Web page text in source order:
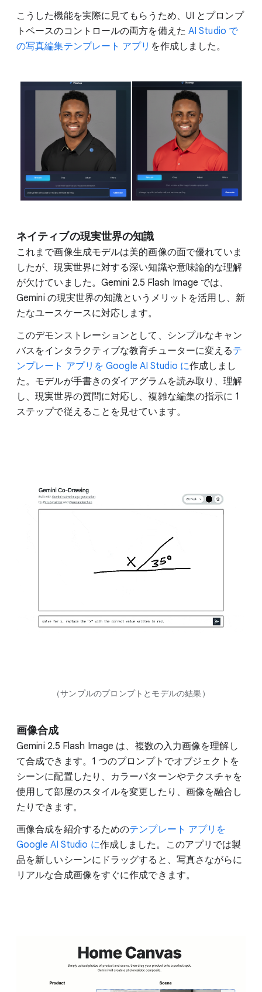
こうした機能を実際に見てもらうため、UI とプロンプ
トベースのコントロールの両方を備えた AI Studio で
の写真編集テンプレート アプリ を作成しました。
ネイティブの現実世界の知識
これまで画像生成モデルは美的画像の面で優れていま
したが、現実世界に対する深い知識や意味論的な理解
が欠けていました。Gemini 2.5 Flash Image では、
Gemini の現実世界の知識というメリットを活用し、新
たなユースケースに対応します。
このデモンストレーションとして、シンプルなキャン
バスをインタラクティブな教育チューターに変えるテ
ンプレート アプリを Google AI Studio に作成しまし
た。モデルが手書きのダイアグラムを読み取り、理解
し、現実世界の質問に対応し、複雑な編集の指示に 1
ステップで従えることを見せています。
（サンプルのプロンプトとモデルの結果）
画像合成
Gemini 2.5 Flash Image は、複数の入力画像を理解し
て合成できます。1 つのプロンプトでオブジェクトを
シーンに配置したり、カラーパターンやテクスチャを
使用して部屋のスタイルを変更したり、画像を融合し
たりできます。
画像合成を紹介するためのテンプレート アプリを
Google AI Studio に作成しました。このアプリでは製
品を新しいシーンにドラッグすると、写真さながらに
リアルな合成画像をすぐに作成できます。